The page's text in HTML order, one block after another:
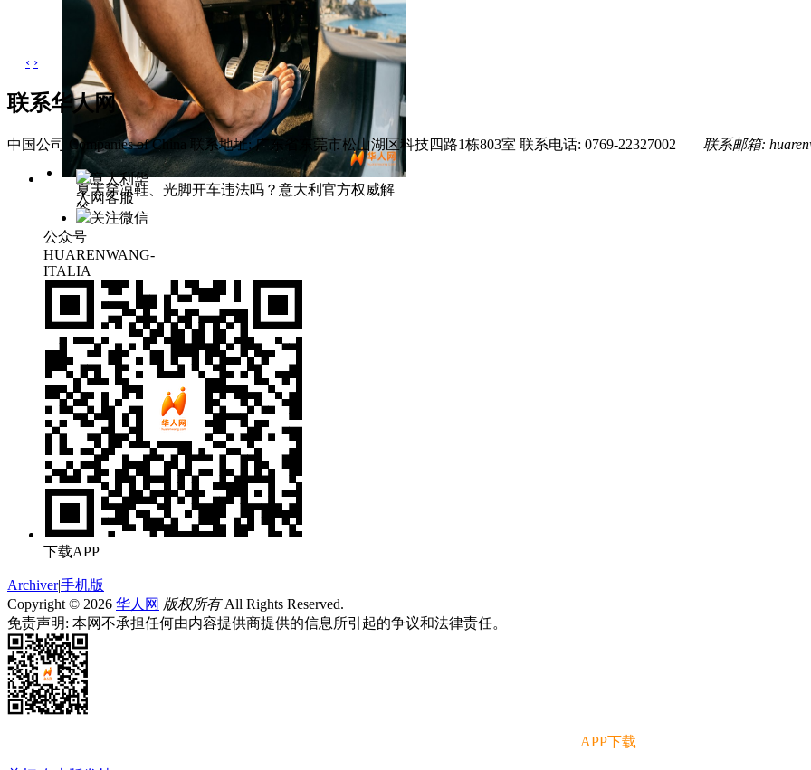
夏天穿凉鞋、光脚开车违法吗？意大利官方权威解
答
‹ ›
联系华人网
中国公司 Companies of China 联系地址: 广东省东莞市松山湖区科技四路1栋803室 联系电话: 0769-22327002 联系邮箱:
意大利华
人网客服
关注微信
公众号
HUARENWANG-
ITALIA
下载APP
Archiver|手机版
Copyright © 2026 华人网 版权所有All Rights Reserved.
免责声明: 本网不承担任何由内容提供商提供的信息所引起的争议和法律责任。
APP下载